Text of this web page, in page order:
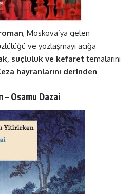
, Moskova’ya gelen
ve yozlaşmayı açığa
suçluluk ve kefaret temalarını
hayranlarını derinden
– Osamu Dazai